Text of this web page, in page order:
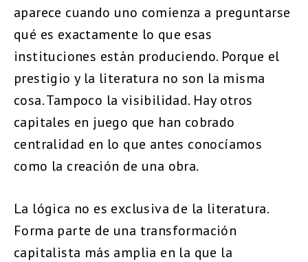
aparece cuando uno comienza a preguntarse
qué es exactamente lo que esas
instituciones están produciendo. Porque el
prestigio y la literatura no son la misma
cosa. Tampoco la visibilidad. Hay otros
capitales en juego que han cobrado
centralidad en lo que antes conocíamos
como la creación de una obra.
La lógica no es exclusiva de la literatura.
Forma parte de una transformación
capitalista más amplia en la que la